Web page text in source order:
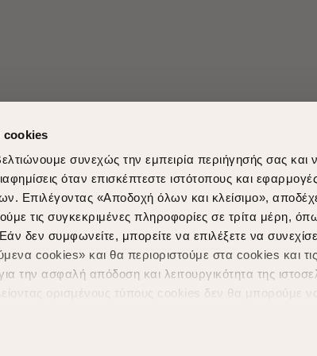
cookies
συνεχώς την εμπειρία περιήγησής σας και
όταν επισκέπτεστε ιστότοπους και
Επιλέγοντας «Αποδοχή όλων και κλείσιμο»,
τις συγκεκριμένες πληροφορίες σε τρίτα μέρη,
δεν συμφωνείτε, μπορείτε να επιλέξετε να
cookies» και θα περιοριστούμε στα cookies και τις
την ασφαλή απόδοση και λειτουργικότητα της
ορισμένους τύπους cookies δεν θα μπορούμε
προσαρμόσετε τις επιλογές σας ή να ανακαλέσετε τη
Shopping in secure with Shipping